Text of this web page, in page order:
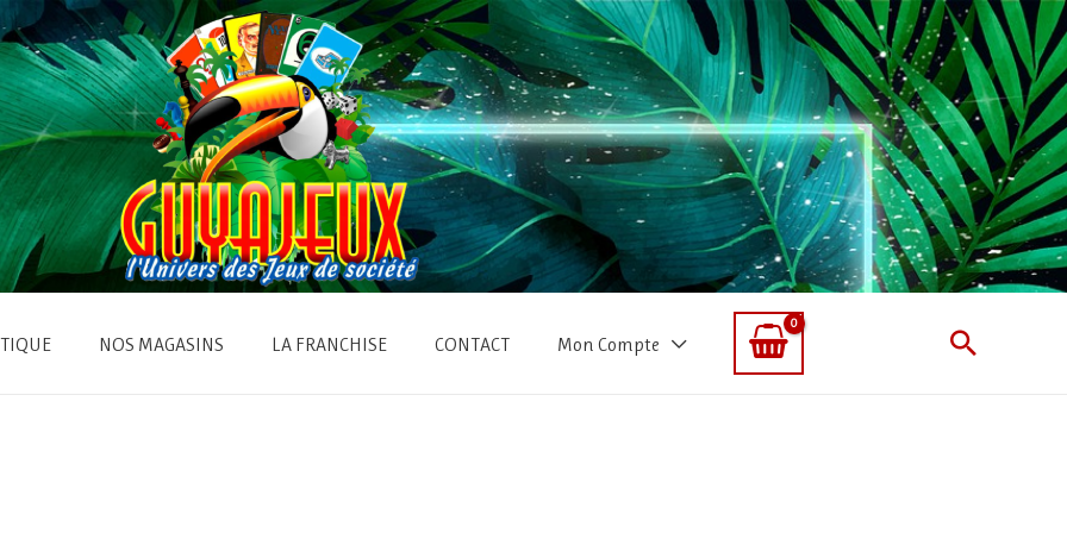
NOS MAGASINS LA FRANCHISE CONTACT Mon Compte